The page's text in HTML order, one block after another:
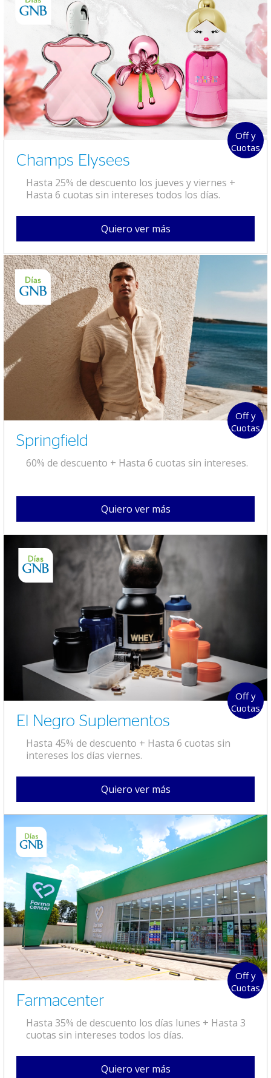
Off y
Cuotas
Champs Elysees
Hasta 25% de descuento los jueves y viernes +
Hasta 6 cuotas sin intereses todos los días.
Quiero ver más
Off y
Cuotas
Springfield
60% de descuento + Hasta 6 cuotas sin intereses.
Quiero ver más
Off y
Cuotas
El Negro Suplementos
Hasta 45% de descuento + Hasta 6 cuotas sin
intereses los días viernes.
Quiero ver más
Off y
Cuotas
Farmacenter
Hasta 35% de descuento los días lunes + Hasta 3
cuotas sin intereses todos los días.
Quiero ver más